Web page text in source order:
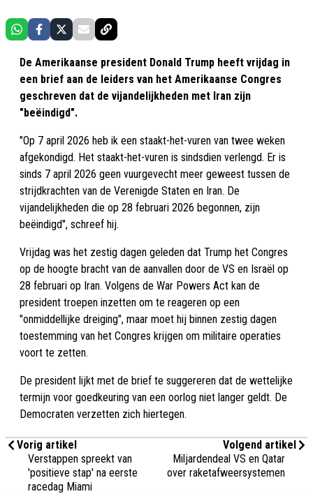
De Amerikaanse president Donald Trump heeft vrijdag in
een brief aan de leiders van het Amerikaanse Congres
geschreven dat de vijandelijkheden met Iran zijn
"beëindigd".
"Op 7 april 2026 heb ik een staakt-het-vuren van twee weken
afgekondigd. Het staakt-het-vuren is sindsdien verlengd. Er is
sinds 7 april 2026 geen vuurgevecht meer geweest tussen de
strijdkrachten van de Verenigde Staten en Iran. De
vijandelijkheden die op 28 februari 2026 begonnen, zijn
beëindigd", schreef hij.
Vrijdag was het zestig dagen geleden dat Trump het Congres
op de hoogte bracht van de aanvallen door de VS en Israël op
28 februari op Iran. Volgens de War Powers Act kan de
president troepen inzetten om te reageren op een
"onmiddellijke dreiging", maar moet hij binnen zestig dagen
toestemming van het Congres krijgen om militaire operaties
voort te zetten.
De president lijkt met de brief te suggereren dat de wettelijke
termijn voor goedkeuring van een oorlog niet langer geldt. De
Democraten verzetten zich hiertegen.
Vorig artikel
Verstappen spreekt van
'positieve stap' na eerste
racedag Miami
Volgend artikel
Miljardendeal VS en Qatar
over raketafweersystemen